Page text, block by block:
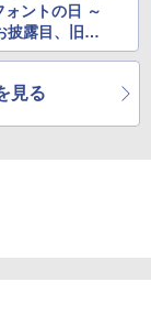
ォントの日 ～
披露目、旧作
布など盛りだ
見る